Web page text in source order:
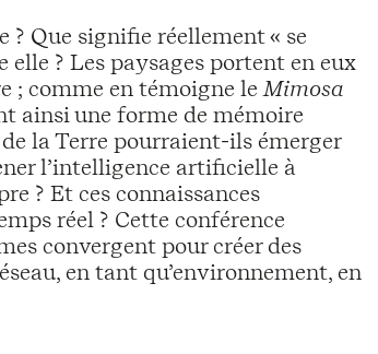
Que signifie réellement « se
? Les paysages portent en eux
; comme en témoigne leMimosa
ainsi une forme de mémoire
la Terre pourraient-ils émerger
l’intelligence artificielle à
? Et ces connaissances
réel ? Cette conférence
convergent pour créer des
en tant qu’environnement, en